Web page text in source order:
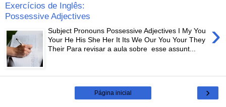
Exercícios de Inglês:
Possessive Adjectives
›
Subject Pronouns Possessive Adjectives I My You
Your He His She Her It Its We Our You Your They
Their Para revisar a aula sobre esse assunt...
›
Página inicial